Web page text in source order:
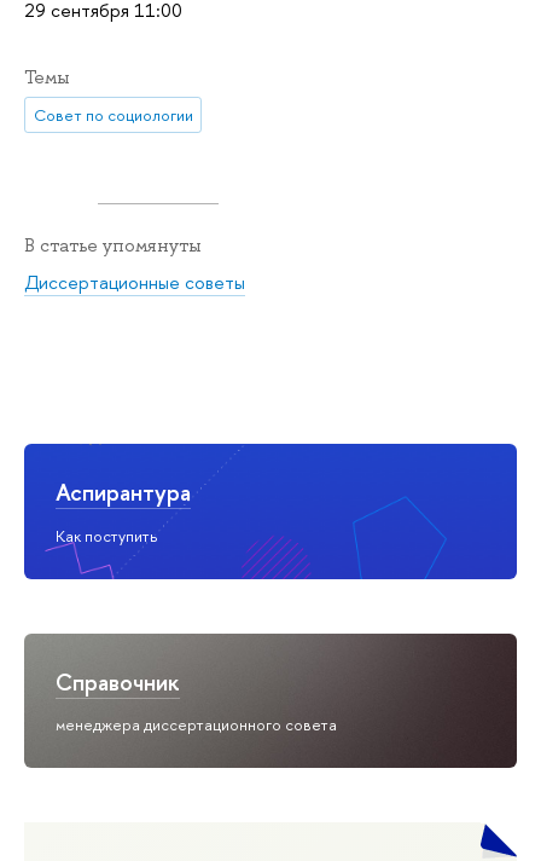
Аспирантура
Как поступить
Справочник
менеджера диссертационного совета
29 сентября 11:00
Темы
Совет по социологии
В статье упомянуты
Диссертационные советы